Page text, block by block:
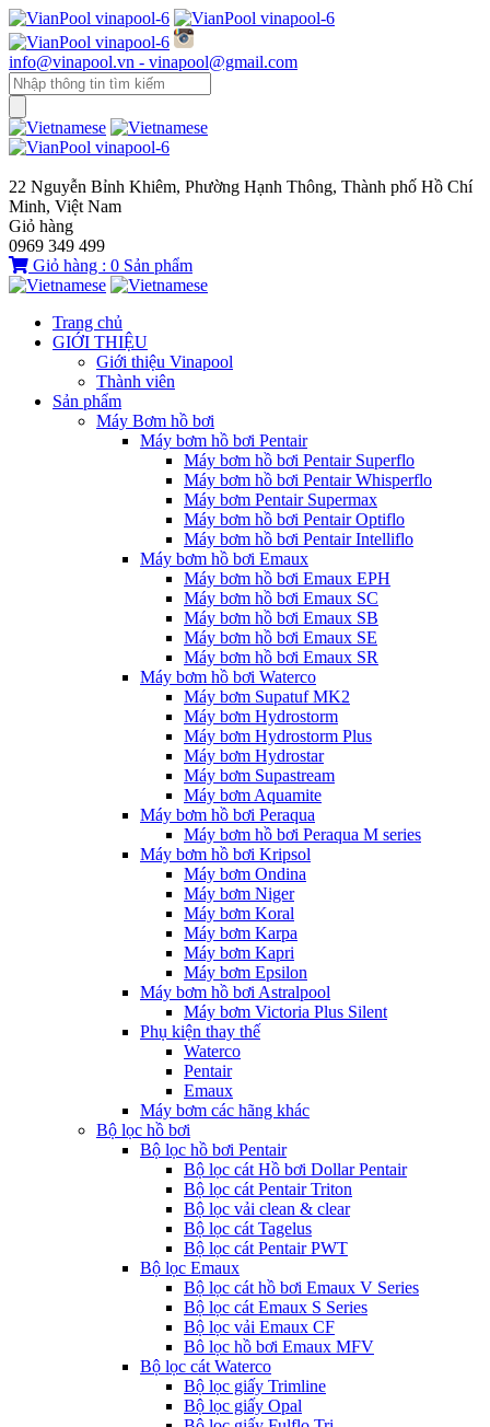
info@vinapool.vn - vinapool@gmail.com
22 Nguyễn Bỉnh Khiêm, Phường Hạnh Thông, Thành phố Hồ Chí
Minh, Việt Nam
Giỏ hàng
0969 349 499
Giỏ hàng : 0 Sản phẩm
Trang chủ
GIỚI THIỆU
Giới thiệu Vinapool
Thành viên
Sản phẩm
Máy Bơm hồ bơi
Máy bơm hồ bơi Pentair
Máy bơm hồ bơi Pentair Superflo
Máy bơm hồ bơi Pentair Whisperflo
Máy bơm Pentair Supermax
Máy bơm hồ bơi Pentair Optiflo
Máy bơm hồ bơi Pentair Intelliflo
Máy bơm hồ bơi Emaux
Máy bơm hồ bơi Emaux EPH
Máy bơm hồ bơi Emaux SC
Máy bơm hồ bơi Emaux SB
Máy bơm hồ bơi Emaux SE
Máy bơm hồ bơi Emaux SR
Máy bơm hồ bơi Waterco
Máy bơm Supatuf MK2
Máy bơm Hydrostorm
Máy bơm Hydrostorm Plus
Máy bơm Hydrostar
Máy bơm Supastream
Máy bơm Aquamite
Máy bơm hồ bơi Peraqua
Máy bơm hồ bơi Peraqua M series
Máy bơm hồ bơi Kripsol
Máy bơm Ondina
Máy bơm Niger
Máy bơm Koral
Máy bơm Karpa
Máy bơm Kapri
Máy bơm Epsilon
Máy bơm hồ bơi Astralpool
Máy bơm Victoria Plus Silent
Phụ kiện thay thế
Waterco
Pentair
Emaux
Máy bơm các hãng khác
Bộ lọc hồ bơi
Bộ lọc hồ bơi Pentair
Bộ lọc cát Hồ bơi Dollar Pentair
Bộ lọc cát Pentair Triton
Bộ lọc vải clean & clear
Bộ lọc cát Tagelus
Bộ lọc cát Pentair PWT
Bộ lọc Emaux
Bộ lọc cát hồ bơi Emaux V Series
Bộ lọc cát Emaux S Series
Bộ lọc vải Emaux CF
Bô lọc hồ bơi Emaux MFV
Bộ lọc cát Waterco
Bộ lọc giấy Trimline
Bộ lọc giấy Opal